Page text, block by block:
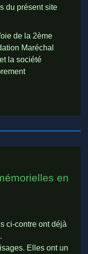
du présent site
de la 2ème
Maréchal
la société
en
ci-contre ont déjà
Elles ont un